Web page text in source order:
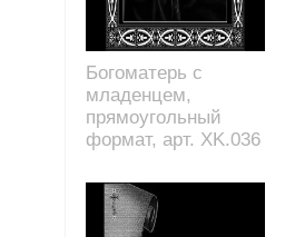
Богоматерь с
младенцем,
прямоугольный
формат, арт. XK.036